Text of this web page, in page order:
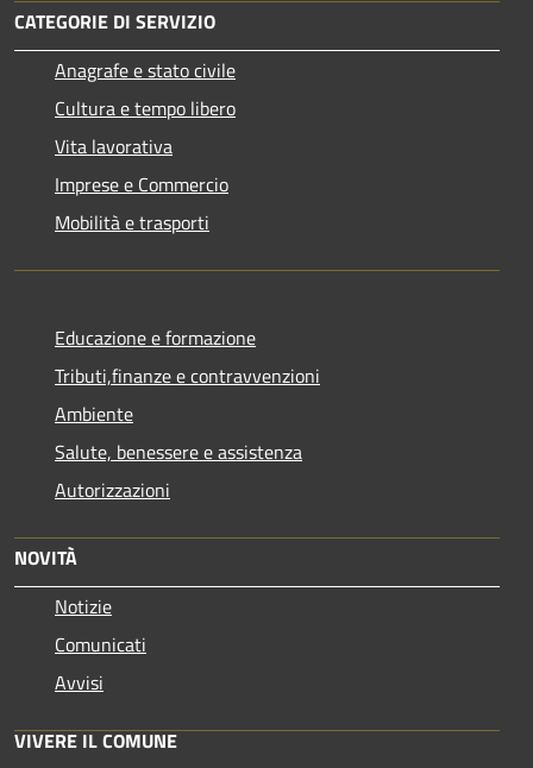
CATEGORIE DI SERVIZIO
Anagrafe e stato civile
Cultura e tempo libero
Vita lavorativa
Imprese e Commercio
Mobilità e trasporti
Educazione e formazione
Tributi,finanze e contravvenzioni
Ambiente
Salute, benessere e assistenza
Autorizzazioni
NOVITÀ
Notizie
Comunicati
Avvisi
VIVERE IL COMUNE